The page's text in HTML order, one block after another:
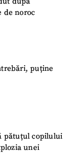
de noroc
puține
pătuțul copilului
unei